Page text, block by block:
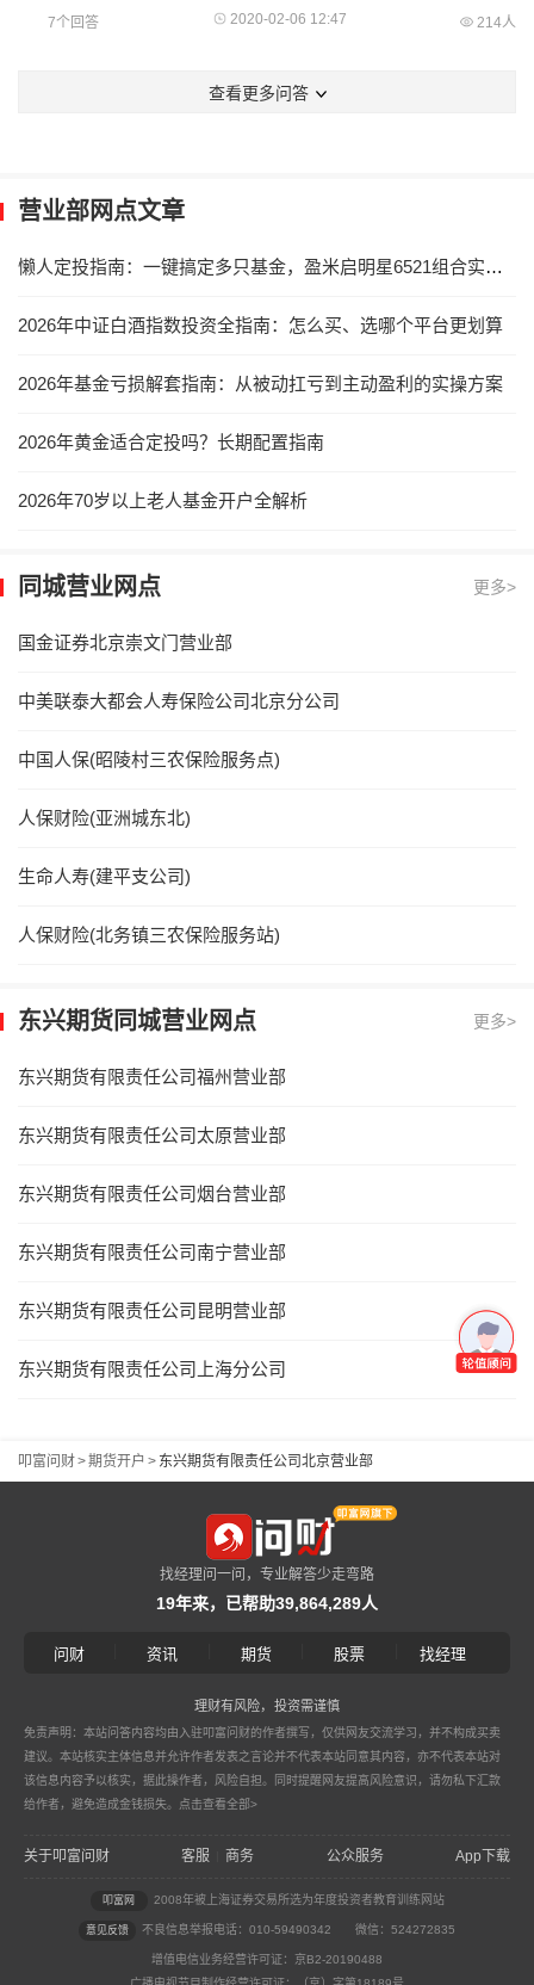
户交易
7个回答 2020-02-06 12:47 214人
查看更多问答
营业部网点文章
懒人定投指南：一键搞定多只基金，盈米启明星6521组合实操攻略
2026年中证白酒指数投资全指南：怎么买、选哪个平台更划算
2026年基金亏损解套指南：从被动扛亏到主动盈利的实操方案
2026年黄金适合定投吗？长期配置指南
2026年70岁以上老人基金开户全解析
同城营业网点 更多>
国金证券北京崇文门营业部
中美联泰大都会人寿保险公司北京分公司
中国人保(昭陵村三农保险服务点)
人保财险(亚洲城东北)
生命人寿(建平支公司)
人保财险(北务镇三农保险服务站)
东兴期货同城营业网点 更多>
东兴期货有限责任公司福州营业部
东兴期货有限责任公司太原营业部
东兴期货有限责任公司烟台营业部
东兴期货有限责任公司南宁营业部
东兴期货有限责任公司昆明营业部
东兴期货有限责任公司上海分公司
叩富问财>期货开户 > 东兴期货有限责任公司北京营业部
找经理问一问，专业解答少走弯路
19年来，已帮助39,864,289人
问财 资讯 期货 股票 找经理
理财有风险，投资需谨慎
免责声明：本站问答内容均由入驻叩富问财的作者撰写，仅供网友交流学习，并不构成买卖
建议。本站核实主体信息并允许作者发表之言论并不代表本站同意其内容，亦不代表本站对
该信息内容予以核实，据此操作者，风险自担。同时提醒网友提高风险意识，请勿私下汇款
给作者，避免造成金钱损失。 点击查看全部>
关于叩富问财 客服 商务 公众服务 App下载
叩富网 2008年被上海证券交易所选为年度投资者教育训练网站
意见反馈 不良信息举报电话：010-59490342 微信：524272835
增值电信业务经营许可证：京B2-20190488